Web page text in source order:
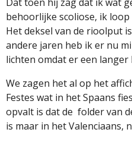
behoorlijke scoliose, ik
Het deksel van de rioolput
andere jaren heb ik er nu
lichten omdat er een
We zagen het al op het
Festes wat in het Spaans
opvalt is dat de folder van
is maar in het Valenciaans,